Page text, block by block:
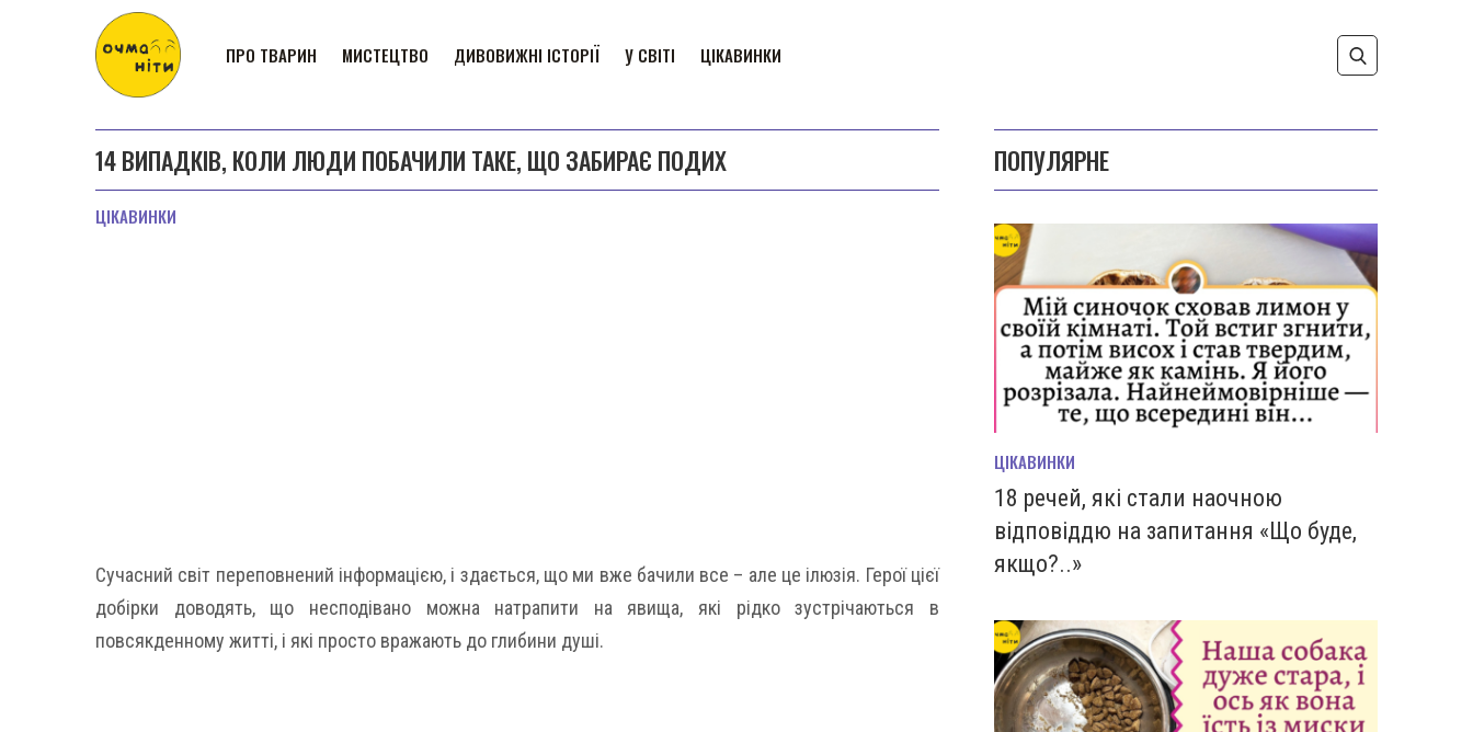
ПРО ТВАРИН МИСТЕЦТВО ДИВОВИЖНІ ІСТОРІЇ У СВІТІ ЦІКАВИНКИ
14 ВИПАДКІВ, КОЛИ ЛЮДИ ПОБАЧИЛИ ТАКЕ, ЩО ЗАБИРАЄ ПОДИХ
ЦІКАВИНКИ
Сучасний світ переповнений інформацією, і здається, що ми вже бачили все – але це ілюзія. Герої цієї
добірки доводять, що несподівано можна натрапити на явища, які рідко зустрічаються в
повсякденному житті, і які просто вражають до глибини душі.
ПОПУЛЯРНЕ
ЦІКАВИНКИ
18 речей, які стали наочною
відповіддю на запитання «Що буде,
якщо?..»